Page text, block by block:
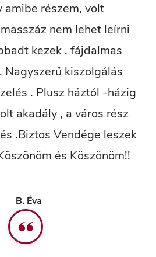
B. Éva
amibe részem, volt
nem lehet leírni
kezek , fájdalmas
Nagyszerű kiszolgálás
. Plusz háztól -házig
akadály , a város rész
.Biztos Vendége leszek
és Köszönöm!!